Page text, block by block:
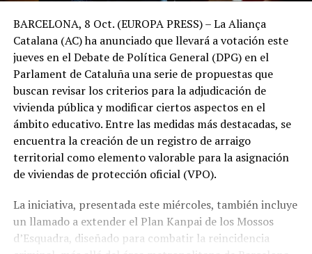
BARCELONA, 8 Oct. (EUROPA PRESS) – La Aliança
Catalana (AC) ha anunciado que llevará a votación este
jueves en el Debate de Política General (DPG) en el
Parlament de Cataluña una serie de propuestas que
buscan revisar los criterios para la adjudicación de
vivienda pública y modificar ciertos aspectos en el
ámbito educativo. Entre las medidas más destacadas, se
encuentra la creación de un registro de arraigo
territorial como elemento valorable para la asignación
de viviendas de protección oficial (VPO).
La iniciativa, presentada este miércoles, también incluye
un llamado a extender el Plan Kanpai de los Mossos
d’Esquadra, diseñado para combatir la reincidencia